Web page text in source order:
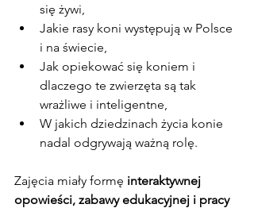
się żywi,
Jakie rasy koni występują w Polsce
i na świecie,
Jak opiekować się koniem i
dlaczego te zwierzęta są tak
wrażliwe i inteligentne,
W jakich dziedzinach życia konie
nadal odgrywają ważną rolę.
Zajęcia miały formę interaktywnej
opowieści, zabawy edukacyjnej i pracy